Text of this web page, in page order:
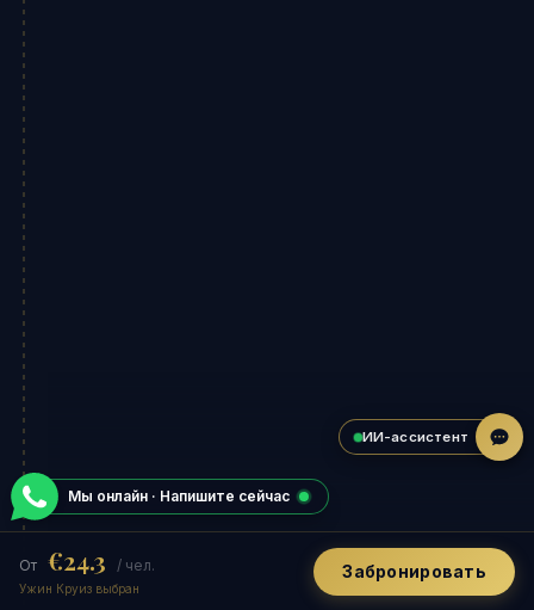
От €24.3 / чел.
Ужин Круиз выбран
Забронировать
Мы онлайн · Напишите сейчас
ИИ-ассистент